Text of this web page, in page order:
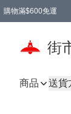
購物滿$600免運
街
商品 送貨